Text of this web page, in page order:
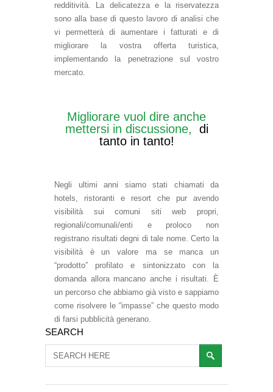
redditività. La delicatezza e la riservatezza
sono alla base di questo lavoro di analisi che
vi permetterà di aumentare i fatturati e di
migliorare la vostra offerta turistica,
implementando la penetrazione sul vostro
mercato.
Migliorare vuol dire anche
mettersi in discussione,
di
tanto in tanto!
Negli ultimi anni siamo stati chiamati da
hotels, ristoranti e resort che pur avendo
visibilità sui comuni siti web propri,
regionali/comunali/enti e proloco non
registrano risultati degni di tale nome. Certo la
visibilità è un valore ma se manca un
“prodotto” profilato e sintonizzato con la
domanda allora mancano anche i risultati. È
un percorso che abbiamo già visto e sappiamo
come risolvere le “impasse” che questo modo
di farsi pubblicità generano.
SEARCH